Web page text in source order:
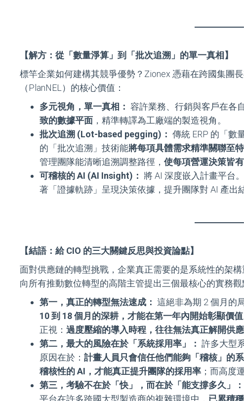
【解方：從「數量淨算」到「批次追溯」的單一真相】
標竿企業如何建構其競爭優勢？Zionex 憑藉在跨國集團
（PlanNEL）的核心價值：
多元視角，單一真相： 容許業務、行銷與客戶在各
致的數據平面 ，精準轉譯為工廠端的製造視角。
批次追溯 (Lot-based pegging)： 傳統 ERP 的「數
的「批次追溯」技術能將每項具體需求精準關聯至
管理團隊能清晰追溯調整路徑， 使每項營運決策皆
可稽核的 AI (AI Insight)： 將 AI 深度嵌入計畫平台
著「證據軌跡」呈現決策依據，提升團隊對 AI 產出
【結語：給 CIO 的三大關鍵反思與投資論點】
面對供應鏈的轉型挑戰，企業真正需要的是系統性的架
向所有推動數位轉型的高階主管提出三個最核心的實務觀
第一，真正的轉型無法速成： 這絕非為期 2 個月的
10 到 18 個月的深耕，才能在第一年內開始彰顯價值
正視： 過度壓縮的導入時程，往往無法真正解開供
第二，最大的風險在於「系統採用率」： 許多大型
原因在於： 計畫人員只會信任他們能夠「稽核」的
稽核性的 AI，才能真正提升團隊的採用率 ；而高度
第三，考驗不在於「快」，而在於「能支撐多久」：
平台在許多跨國大型製造商的複雜環境中， 已累積